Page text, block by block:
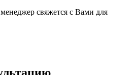
свяжется с Вами для